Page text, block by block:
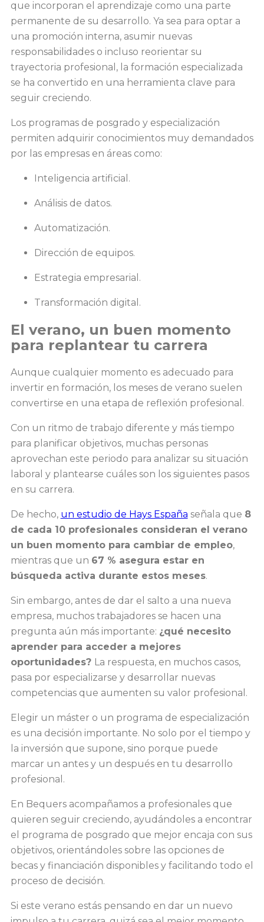
que incorporan el aprendizaje como una parte
permanente de su desarrollo. Ya sea para optar a
una promoción interna, asumir nuevas
responsabilidades o incluso reorientar su
trayectoria profesional, la formación especializada
se ha convertido en una herramienta clave para
seguir creciendo.
Los programas de posgrado y especialización
permiten adquirir conocimientos muy demandados
por las empresas en áreas como:
Inteligencia artificial.
Análisis de datos.
Automatización.
Dirección de equipos.
Estrategia empresarial.
Transformación digital.
El verano, un buen momento
para replantear tu carrera
Aunque cualquier momento es adecuado para
invertir en formación, los meses de verano suelen
convertirse en una etapa de reflexión profesional.
Con un ritmo de trabajo diferente y más tiempo
para planificar objetivos, muchas personas
aprovechan este periodo para analizar su situación
laboral y plantearse cuáles son los siguientes pasos
en su carrera.
De hecho, un estudio de Hays España señala que 8
de cada 10 profesionales consideran el verano
un buen momento para cambiar de empleo,
mientras que un 67 % asegura estar en
búsqueda activa durante estos meses.
Sin embargo, antes de dar el salto a una nueva
empresa, muchos trabajadores se hacen una
pregunta aún más importante: ¿qué necesito
aprender para acceder a mejores
oportunidades? La respuesta, en muchos casos,
pasa por especializarse y desarrollar nuevas
competencias que aumenten su valor profesional.
Elegir un máster o un programa de especialización
es una decisión importante. No solo por el tiempo y
la inversión que supone, sino porque puede
marcar un antes y un después en tu desarrollo
profesional.
En Bequers acompañamos a profesionales que
quieren seguir creciendo, ayudándoles a encontrar
el programa de posgrado que mejor encaja con sus
objetivos, orientándoles sobre las opciones de
becas y financiación disponibles y facilitando todo el
proceso de decisión.
Si este verano estás pensando en dar un nuevo